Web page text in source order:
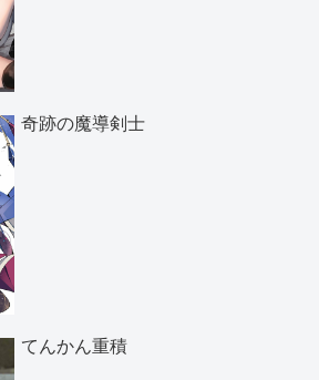
奇跡の魔導剣士
てんかん重積